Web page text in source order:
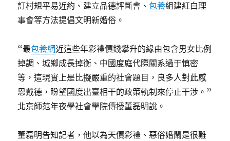
訂村規平易近約、建立品德評斷會、包養組建紅白理
事會等方法提倡文明新婚俗。
“最包養網近這些年彩禮價錢攀升的緣由包含男女比例
掉調、城鄉成長掉衡、中國度庭代際關系過于慎密
等，這現實上是比擬嚴重的社會題目，良多人對此感
恩戴德，盼望國度出臺相干的政策軌制來停止干涉。”
北京師范年夜學社會學院傳授董磊明說。
董磊明告知記者，他以為天價彩禮、惡俗婚鬧是很難